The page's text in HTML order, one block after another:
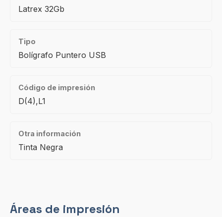
Latrex 32Gb
Tipo
Bolígrafo Puntero USB
Código de impresión
D(4),L1
Otra información
Tinta Negra
Áreas de impresión